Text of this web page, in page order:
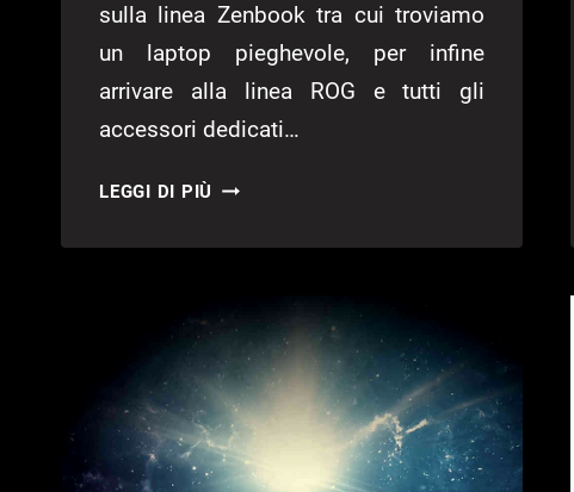
sulla linea Zenbook tra cui troviamo
un laptop pieghevole, per infine
arrivare alla linea ROG e tutti gli
accessori dedicati…
LEGGI DI PIÙ TUTTE
NOVITÀ
AD
IFA
2022